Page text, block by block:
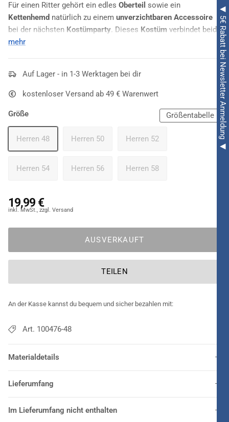
◀ 5€ Rabatt bei Newsletter Anmeldung ◀
Für einen Ritter gehört ein edles Oberteil sowie ein
Kettenhemd natürlich zu einem unverzichtbaren Accessoire
bei der nächsten Kostümparty. Dieses Kostüm verbindet beide
Kleidungsstücke in einem und versetzt den Träger so in die
Löwensymbol
, am Saum sowie im Schulterbereich sind
Borten
mit
Zinkenoptik angebracht. Die Ärmel und Kapuze des
aus Stoff gefertigt und so besonders leicht zu tragen. Die
Kapuzedes Oberteils verbindet diese beiden Optiken und wird
zu einer auffälligen Abrundung des Kostüms. Zur Ergänzung
desRitterkostüms
fehlen, die Sie bei einem Überblick über unseren vielfältigen
mehr
Auf Lager - in 1-3 Werktagen bei dir
kostenloser Versand ab 49 € Warenwert
Größe Größentabelle
Herren 48 Herren 50 Herren 52
Herren 54 Herren 56 Herren 58
19,99 €
AUSVERKAUFT
TEILEN
An der Kasse kannst du bequem und sicher bezahlen mit:
Art. 100476-48
Materialdetails
Lieferumfang
Im Lieferumfang nicht enthalten